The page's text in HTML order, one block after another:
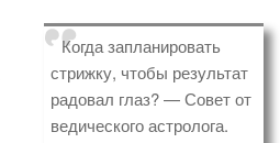
Когда запланировать
стрижку, чтобы результат
радовал глаз? — Совет от
ведического астролога.